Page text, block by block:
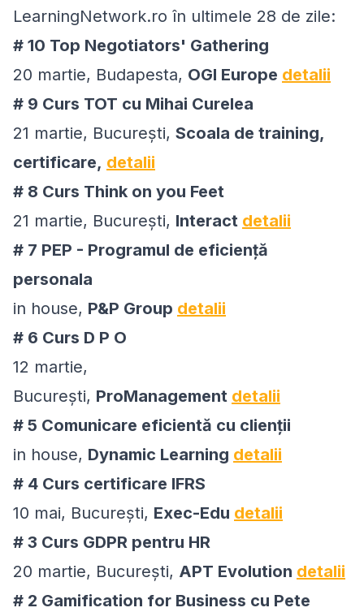
LearningNetwork.ro în ultimele 28 de zile:
# 10 Top Negotiators' Gathering
20 martie, Budapesta, OGI Europe detalii
# 9 Curs TOT cu Mihai Curelea
21 martie, București, Scoala de training,
certificare, detalii
# 8 Curs Think on you Feet
21 martie, București, Interact detalii
# 7 PEP - Programul de eficiență
personala
in house, P&P Group detalii
# 6 Curs D P O
12 martie,
București, ProManagement detalii
# 5 Comunicare eficientă cu clienții
in house, Dynamic Learning detalii
# 4 Curs certificare IFRS
10 mai, București, Exec-Edu detalii
# 3 Curs GDPR pentru HR
20 martie, București, APT Evolution detalii
# 2 Gamification for Business cu Pete